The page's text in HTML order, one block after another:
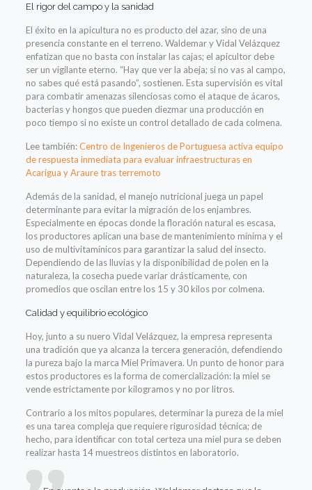
El rigor del campo y la sanidad
El éxito en la apicultura no es producto del azar, sino de una
presencia constante en el terreno. Waldemar y Vidal Velázquez
enfatizan que no basta con instalar las cajas; el apicultor debe
ser un vigilante eterno. “Hay que ver la abeja; si no vas al campo,
no sabes qué está pasando”, sostienen. Esta supervisión es vital
para combatir amenazas silenciosas como el ataque de ácaros,
bacterias y hongos que pueden diezmar una producción en
poco tiempo si no existe un control detallado de cada colmena.
Lee también:Centro de Ingenieros de Portuguesa activa equipo
de respuesta inmediata para evaluar infraestructuras en
Acarigua y Araure tras terremoto
Además de la sanidad, el manejo nutricional juega un papel
determinante para evitar la migración de los enjambres.
Especialmente en épocas donde la floración natural es escasa,
los productores aplican una base de mantenimiento mínima y el
uso de multivitamínicos para garantizar la salud del insecto.
Dependiendo de las lluvias y la disponibilidad de polen en la
naturaleza, la cosecha puede variar drásticamente, con
promedios que oscilan entre los 15 y 30 kilos por colmena.
Calidad y equilibrio ecológico
Hoy, junto a su nuero Vidal Velázquez, la empresa representa
una tradición que ya alcanza la tercera generación, defendiendo
la pureza bajo la marca Miel Primavera. Un punto de honor para
estos productores es la forma de comercialización: la miel se
vende estrictamente por kilogramos y no por litros.
Contrario a los mitos populares, determinar la pureza de la miel
es una tarea compleja que requiere rigurosidad técnica; de
hecho, para identificar con total certeza una miel pura se deben
realizar hasta 14 muestreos distintos en laboratorio.